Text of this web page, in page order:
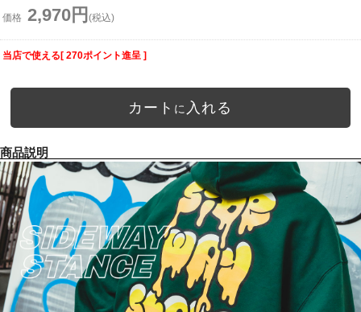
価格 2,970円 (税込)
当店で使える[ 270ポイント進呈 ]
カート に 入れる
商品説明